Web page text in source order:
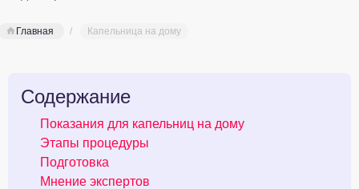
Главная Капельница на дому
Содержание
Показания для капельниц на дому
Этапы процедуры
Подготовка
Мнение экспертов